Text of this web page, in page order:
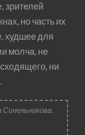
зрителей
но часть их
худшее для
молча, не
ни